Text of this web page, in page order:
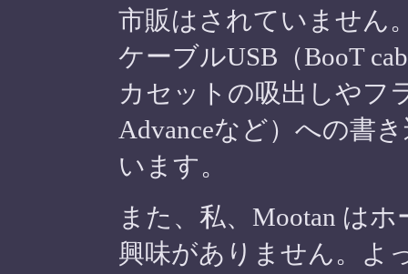
市販はされていません
ケーブルUSB（BooT
カセットの吸出しやフ
Advanceなど）への書
います。
また、私、Mootan は
興味がありません。よ